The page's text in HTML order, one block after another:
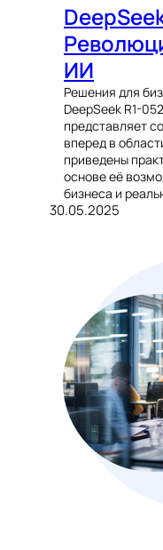
ИИ
Решения для
DeepSeek R1-
представляет
вперед в
приведены
основе её
бизнеса и
30.05.2025